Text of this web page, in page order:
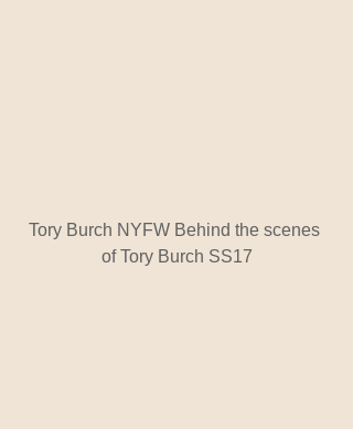
Tory Burch NYFW Behind the scenes
of Tory Burch SS17